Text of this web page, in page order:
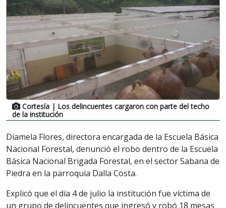
Cortesía | Los delincuentes cargaron con parte del techo
de la institución
Diamela Flores, directora encargada de la Escuela Básica
Nacional Forestal, denunció el robo dentro de la Escuela
Básica Nacional Brigada Forestal, en el sector Sabana de
Piedra en la parroquia Dalla Costa.
Explicó que el día 4 de julio la institución fue víctima de
un grupo de delincuentes que ingresó y robó 18 mesas